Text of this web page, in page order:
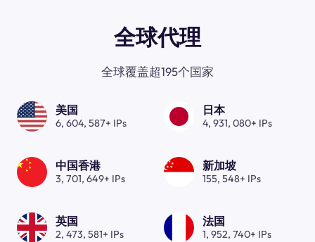
全球代理
全球覆盖超195个国家
美国
6, 604, 587+ IPs
日本
4, 931, 080+ IPs
中国香港
3, 701, 649+ IPs
新加坡
155, 548+ IPs
英国
2, 473, 581+ IPs
法国
1, 952, 740+ IPs